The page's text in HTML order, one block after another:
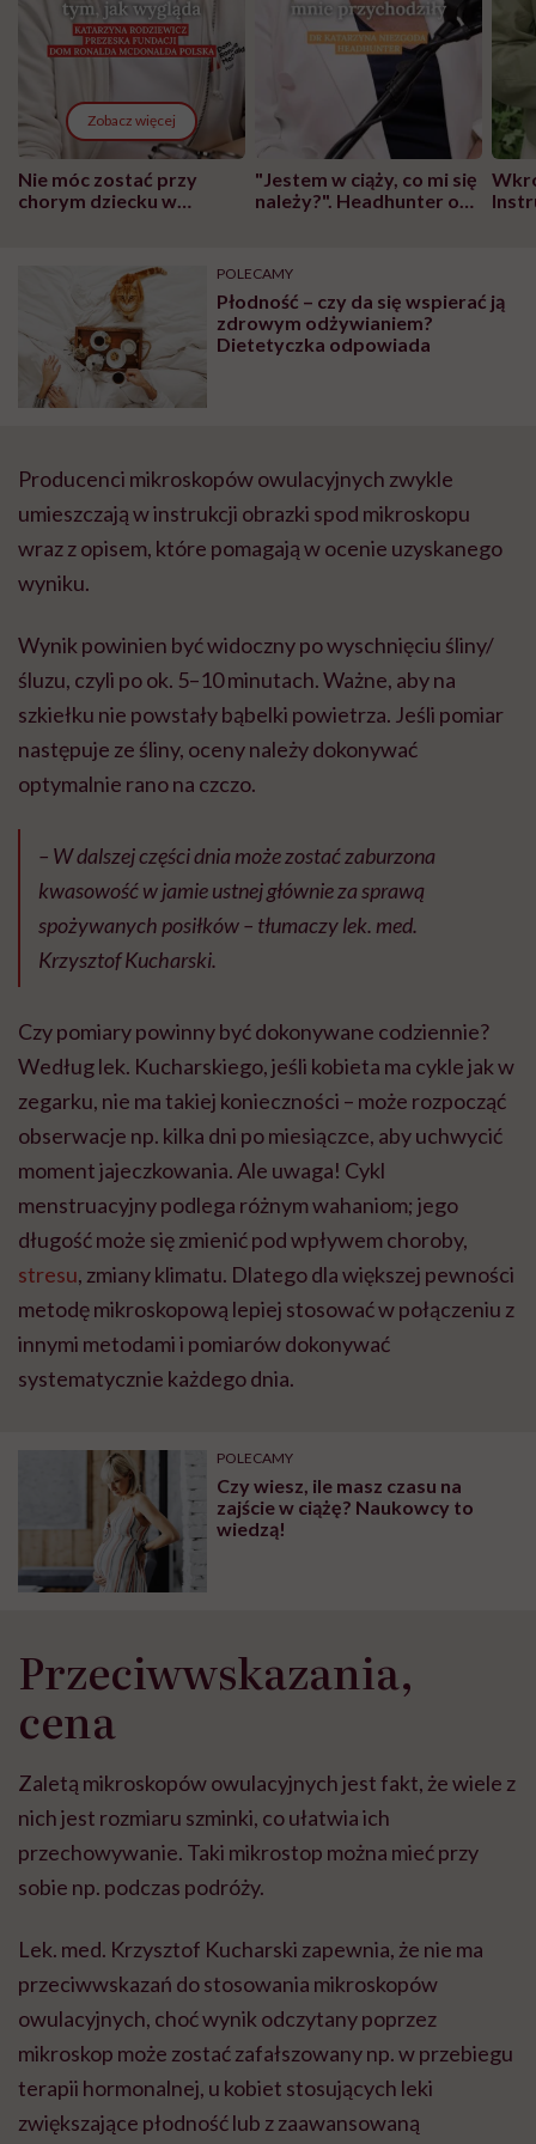
Zobacz więcej
Nie móc zostać przy
chorym dziecku w
może chyba tylko
głupota i brak
wyobraźni"
"Jestem w ciąży, co mi się
należy?". Headhunter o
pracy
POLECAMY
Płodność – czy da się wspierać ją
zdrowym odżywianiem?
Dietetyczka odpowiada
Producenci mikroskopów owulacyjnych zwykle
umieszczają w instrukcji obrazki spod mikroskopu
wraz z opisem, które pomagają w ocenie uzyskanego
wyniku.
Wynik powinien być widoczny po wyschnięciu śliny/
śluzu, czyli po ok. 5–10 minutach. Ważne, aby na
szkiełku nie powstały bąbelki powietrza. Jeśli pomiar
następuje ze śliny, oceny należy dokonywać
optymalnie rano na czczo.
– W dalszej części dnia może zostać zaburzona
kwasowość w jamie ustnej głównie za sprawą
spożywanych posiłków – tłumaczy lek. med.
Krzysztof Kucharski.
Czy pomiary powinny być dokonywane codziennie?
Według lek. Kucharskiego, jeśli kobieta ma cykle jak w
zegarku, nie ma takiej konieczności – może rozpocząć
obserwacje np. kilka dni po miesiączce, aby uchwycić
moment jajeczkowania. Ale uwaga! Cykl
menstruacyjny podlega różnym wahaniom; jego
długość może się zmienić pod wpływem choroby,
stresu, zmiany klimatu. Dlatego dla większej pewności
metodę mikroskopową lepiej stosować w połączeniu z
innymi metodami i pomiarów dokonywać
systematycznie każdego dnia.
POLECAMY
Czy wiesz, ile masz czasu na
zajście w ciążę? Naukowcy to
wiedzą!
Przeciwwskazania,
cena
Zaletą mikroskopów owulacyjnych jest fakt, że wiele z
nich jest rozmiaru szminki, co ułatwia ich
przechowywanie. Taki mikrostop można mieć przy
sobie np. podczas podróży.
Lek. med. Krzysztof Kucharski zapewnia, że nie ma
przeciwwskazań do stosowania mikroskopów
owulacyjnych, choć wynik odczytany poprzez
mikroskop może zostać zafałszowany np. w przebiegu
terapii hormonalnej, u kobiet stosujących leki
zwiększające płodność lub z zaawansowaną